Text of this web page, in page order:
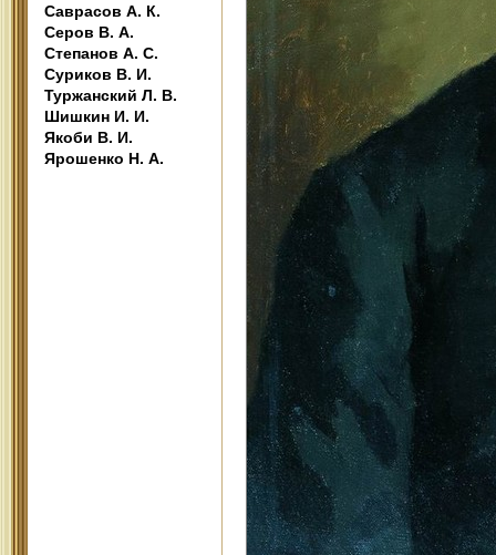
Саврасов А. К.
Серов В. А.
Степанов А. С.
Суриков В. И.
Туржанский Л. В.
Шишкин И. И.
Якоби В. И.
Ярошенко Н. А.